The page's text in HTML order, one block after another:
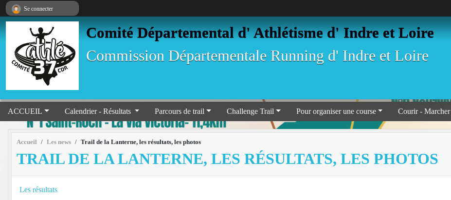
Comité Départemental d' Athlétisme d' Indre et Loire
Commission Départementale Running d' Indre et Loire
ACCUEIL Calendrier - Résultats Parcours de trail Challenge Trail Pour organiser une course Courir - Marcher
Accueil Les news Trail de la Lanterne, les résultats, les photos
TRAIL DE LA LANTERNE, LES RÉSULTATS, LES PHOTOS
Les résultats
Se connecter
Panneau de gestion des cookies